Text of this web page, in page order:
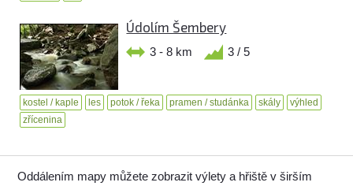
Údolím Šembery
3 - 8 km 3 / 5
kostel / kaple les potok / řeka pramen / studánka skály
výhled
zřícenina
Oddálením mapy můžete zobrazit výlety a hřiště v širším